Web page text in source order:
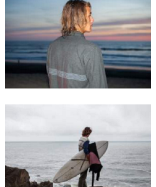
waka☆=
YUKI☆
たっちー
上田純子